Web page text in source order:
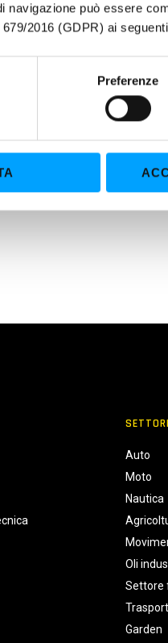
navigazione può essere
2016 (GDPR) ai
Preferenze
PROPRIETÀ
Migliore efficienza della
Massima protezione
Maggior longevità e
Superiore resistenza
Maggior longevità e
Superiore resistenza
SETTORI
Auto
Moto
Nautica
Oli
Settore
Garden